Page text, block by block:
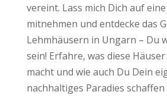
vereint. Lass mich Dich auf eine
mitnehmen und entdecke das
Lehmhäusern in Ungarn – Du
sein! Erfahre, was diese
macht und wie auch Du Dein
nachhaltiges Paradies